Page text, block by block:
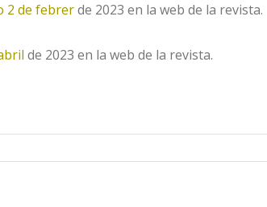
2 de febrerde 2023 en la web de la revista.
de 2023 en la web de la revista.